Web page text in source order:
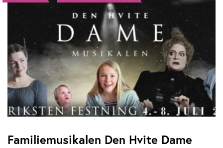
Familiemusikalen Den Hvite Dame